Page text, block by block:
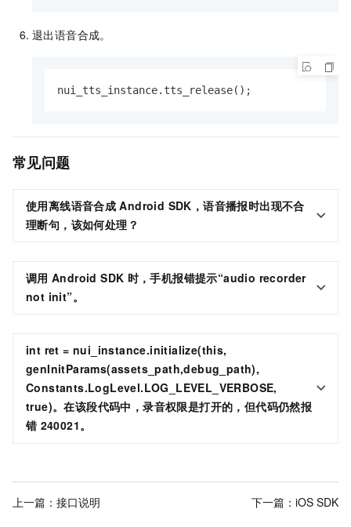
退出语音合成。
nui_tts_instance.tts_release();
常见问题
使用离线语音合成 Android SDK，语音播报时出现不合
理断句，该如何处理？
调用 Android SDK 时，手机报错提示“audio recorder
not init”。
int ret = nui_instance.initialize(this,
genInitParams(assets_path,debug_path),
Constants.LogLevel.LOG_LEVEL_VERBOSE,
true)。在该段代码中，录音权限是打开的，但代码仍然报
错 240021。
上一篇： 接口说明 下一篇： iOS SDK